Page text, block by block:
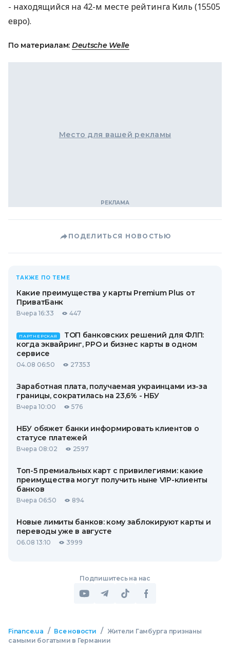
- находящийся на 42-м месте рейтинга Киль (15505
евро).
По материалам: Deutsche Welle
Место для вашей рекламы
ПОДЕЛИТЬСЯ НОВОСТЬЮ
ТАКЖЕ ПО ТЕМЕ
Какие преимущества у карты Premium Plus от
ПриватБанк
Вчера 16:33 447
ПАРТНЕРСКАЯ
ТОП банковских решений для ФЛП:
когда эквайринг, РРО и бизнес карты в одном
сервисе
04.08 06:50 27353
Заработная плата, получаемая украинцами из-за
границы, сократилась на 23,6% - НБУ
Вчера 10:00 576
НБУ обяжет банки информировать клиентов о
статусе платежей
Вчера 08:02 2597
Топ-5 премиальных карт с привилегиями: какие
преимущества могут получить ныне VIP-клиенты
банков
Вчера 06:50 894
Новые лимиты банков: кому заблокируют карты и
переводы уже в августе
06.08 13:10 3999
Подпишитесь на нас
Finance.ua / Все новости /
Жители Гамбурга признаны
самыми богатыми в Германии